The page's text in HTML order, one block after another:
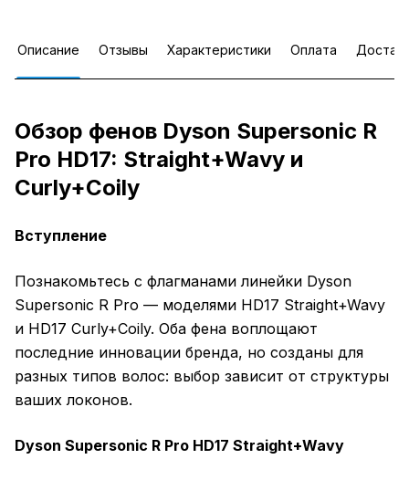
Описание Отзывы Характеристики Оплата
Обзор фенов Dyson Supersonic R
Pro HD17: Straight+Wavy и
Curly+Coily
Вступление
Познакомьтесь с флагманами линейки Dyson
Supersonic R Pro — моделями HD17 Straight+Wavy
и HD17 Curly+Coily. Оба фена воплощают
последние инновации бренда, но созданы для
разных типов волос: выбор зависит от структуры
ваших локонов.
Dyson Supersonic R Pro HD17 Straight+Wavy